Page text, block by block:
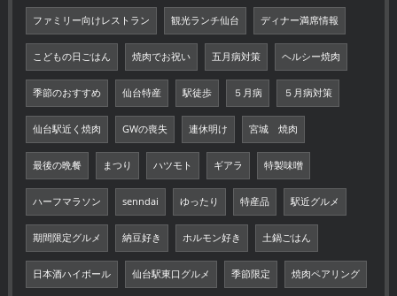
ファミリー向けレストラン 観光ランチ仙台 ディナー満席情報
こどもの日ごはん 焼肉でお祝い 五月病対策 ヘルシー焼肉
季節のおすすめ 仙台特産 駅徒歩 ５月病 ５月病対策
仙台駅近く焼肉 GWの喪失 連休明け 宮城 焼肉
最後の晩餐 まつり ハツモト ギアラ 特製味噌
ハーフマラソン senndai ゆったり 特産品 駅近グルメ
期間限定グルメ 納豆好き ホルモン好き 土鍋ごはん
日本酒ハイボール 仙台駅東口グルメ 季節限定 焼肉ペアリング